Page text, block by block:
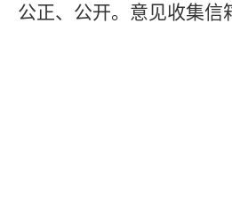
公正、公开。意见收集信